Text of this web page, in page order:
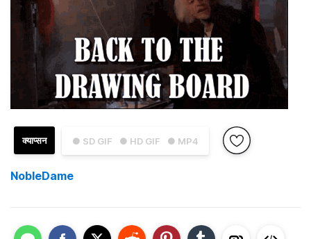
● SD GIF ● HD GIF ● MP4
क्याप्सन
NobleDame